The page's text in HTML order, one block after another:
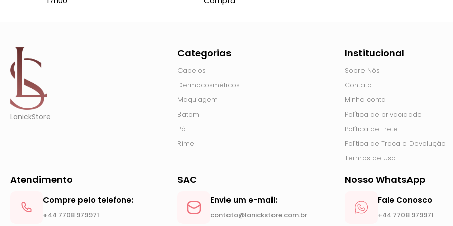
LanickStore
Categorias
Cabelos
Dermocosméticos
Maquiagem
Batom
Pó
Rimel
Institucional
Sobre Nós
Contato
Minha conta
Política de privacidade
Política de Frete
Política de Troca e Devolução
Termos de Uso
Atendimento
Compre pelo telefone:
+44 7708 979971
SAC
Envie um e-mail:
contato@lanickstore.com.br
Nosso WhatsApp
Fale Conosco
+44 7708 979971